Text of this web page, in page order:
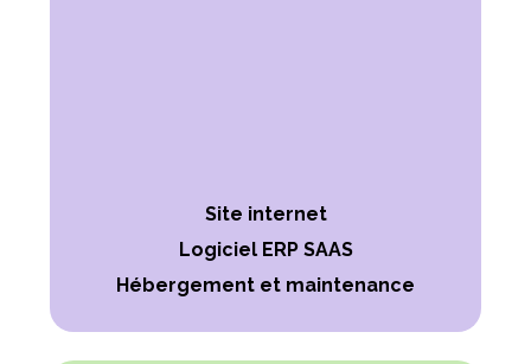
Site internet
Logiciel ERP SAAS
Hébergement et maintenance